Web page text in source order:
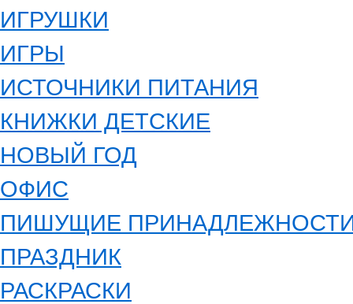
ИГРУШКИ
ИГРЫ
ИСТОЧНИКИ ПИТАНИЯ
КНИЖКИ ДЕТСКИЕ
НОВЫЙ ГОД
ОФИС
ПИШУЩИЕ
ПРАЗДНИК
РАСКРАСКИ